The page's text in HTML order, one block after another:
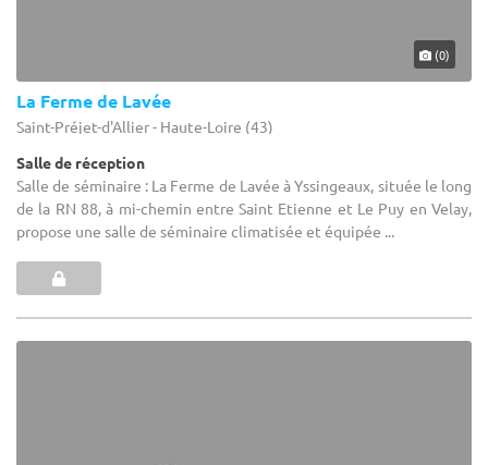
(0)
La Ferme de Lavée
Saint-Préjet-d'Allier - Haute-Loire (43)
Salle de réception
Salle de séminaire : La Ferme de Lavée à Yssingeaux, située le long
de la RN 88, à mi-chemin entre Saint Etienne et Le Puy en Velay,
propose une salle de séminaire climatisée et équipée ...